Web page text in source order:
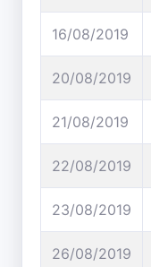
16/08/2019
20/08/2019
21/08/2019
22/08/2019
23/08/2019
26/08/2019